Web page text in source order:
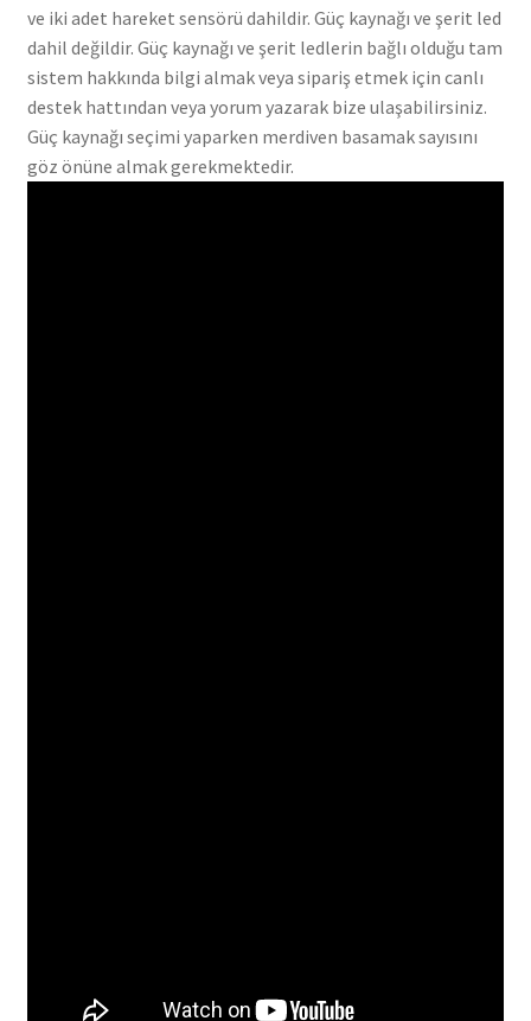
ve iki adet hareket sensörü dahildir. Güç kaynağı ve şerit led
dahil değildir. Güç kaynağı ve şerit ledlerin bağlı olduğu tam
sistem hakkında bilgi almak veya sipariş etmek için canlı
destek hattından veya yorum yazarak bize ulaşabilirsiniz.
Güç kaynağı seçimi yaparken merdiven basamak sayısını
göz önüne almak gerekmektedir.